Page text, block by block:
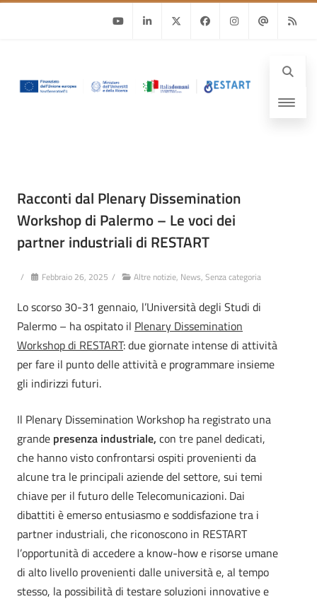
Racconti dal Plenary Dissemination
Workshop di Palermo – Le voci dei
partner industriali di RESTART
/ Febbraio 26, 2025 / Altre notizie, News, Senza categoria
Lo scorso 30-31 gennaio, l’Università degli Studi di
Palermo – ha ospitato il Plenary Dissemination
Workshop di RESTART: due giornate intense di attività
per fare il punto delle attività e programmare insieme
gli indirizzi futuri.
Il Plenary Dissemination Workshop ha registrato una
grande presenza industriale, con tre panel dedicati,
che hanno visto confrontarsi ospiti provenienti da
alcune tra le principali aziende del settore, sui temi
chiave per il futuro delle Telecomunicazioni. Dai
dibattiti è emerso entusiasmo e soddisfazione tra i
partner industriali, che riconoscono in RESTART
l’opportunità di accedere a know-how e risorse umane
di alto livello provenienti dalle università e, al tempo
stesso, la possibilità di testare soluzioni innovative e